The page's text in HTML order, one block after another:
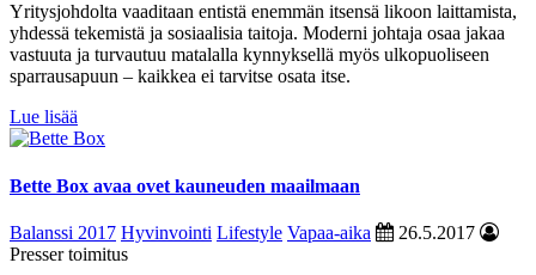
Yritysjohdolta vaaditaan entistä enemmän itsensä likoon laittamista,
yhdessä tekemistä ja sosiaalisia taitoja. Moderni johtaja osaa jakaa
vastuuta ja turvautuu matalalla kynnyksellä myös ulkopuoliseen
sparrausapuun – kaikkea ei tarvitse osata itse.
Lue lisää
Bette Box avaa ovet kauneuden maailmaan
Balanssi 2017 Hyvinvointi Lifestyle Vapaa-aika
26.5.2017
Presser toimitus